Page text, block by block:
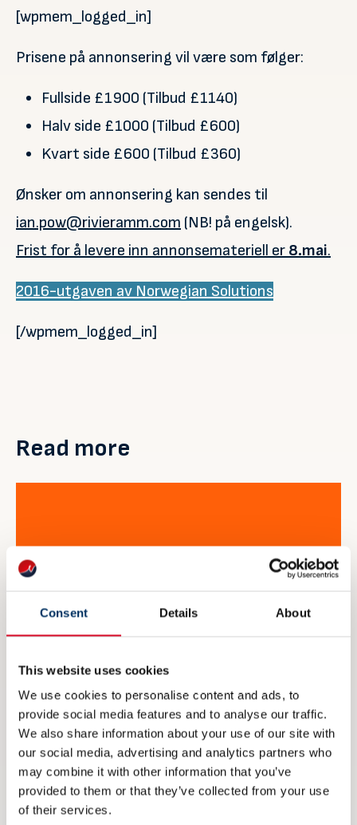
Consent Details About
This website uses cookies
We use cookies to personalise content and ads, to
provide social media features and to analyse our traffic.
We also share information about your use of our site with
our social media, advertising and analytics partners who
may combine it with other information that you’ve
provided to them or that they’ve collected from your use
of their services.
[wpmem_logged_in]
Prisene på annonsering vil være som følger:
Fullside £1900 (Tilbud £1140)
Halv side £1000 (Tilbud £600)
Kvart side £600 (Tilbud £360)
Ønsker om annonsering kan sendes til
ian.pow@rivieramm.com (NB! på engelsk).
Frist for å levere inn annonsemateriell er 8.mai.
2016-utgaven av Norwegian Solutions
[/wpmem_logged_in]
Read more
NME inviterer til maritim
eksportdebatt under Arendalsuka